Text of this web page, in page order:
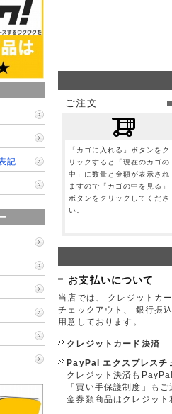
ご注文
「カゴに入れる」ボタンをク
リックすると「現在のカゴの
中」に数量と金額が表示され
ますので「カゴの中を見る」
ボタンをクリックしてくださ
い。
お支払いについて
当店では、 クレジットカ
チェックアウト、 銀行振
用意しております。
クレジットカード決済
PayPal エクスプレスチ
クレジット決済も
「買い手保護制度」も
金券類商品はクレジット
記